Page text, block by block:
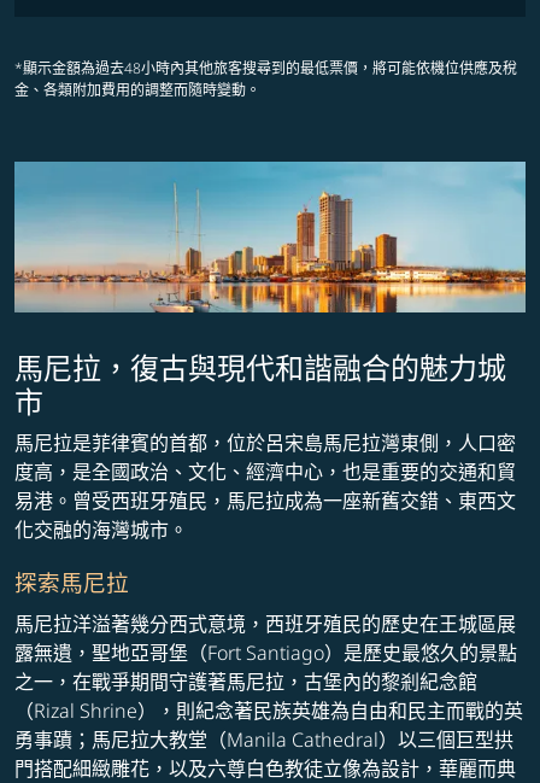
*顯示金額為過去48小時內其他旅客搜尋到的最低票價，將可能依機位供應及稅
金、各類附加費用的調整而隨時變動。
馬尼拉，復古與現代和諧融合的魅力城
市
馬尼拉是菲律賓的首都，位於呂宋島馬尼拉灣東側，人口密
度高，是全國政治、文化、經濟中心，也是重要的交通和貿
易港。曾受西班牙殖民，馬尼拉成為一座新舊交錯、東西文
化交融的海灣城市。
探索馬尼拉
馬尼拉洋溢著幾分西式意境，西班牙殖民的歷史在王城區展
露無遺，聖地亞哥堡（Fort Santiago）是歷史最悠久的景點
之一，在戰爭期間守護著馬尼拉，古堡內的黎剎紀念館
（Rizal Shrine），則紀念著民族英雄為自由和民主而戰的英
勇事蹟；馬尼拉大教堂（Manila Cathedral）以三個巨型拱
門搭配細緻雕花，以及六尊白色教徒立像為設計，華麗而典